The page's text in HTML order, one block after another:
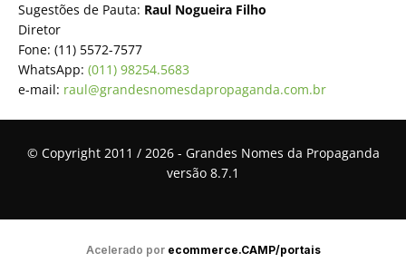
Sugestões de Pauta: Raul Nogueira Filho
Diretor
Fone: (11) 5572-7577
WhatsApp: (011) 98254.5683
e-mail: raul@grandesnomesdapropaganda.com.br
© Copyright 2011 / 2026 - Grandes Nomes da Propaganda
versão 8.7.1
Acelerado por ecommerce.CAMP/portais